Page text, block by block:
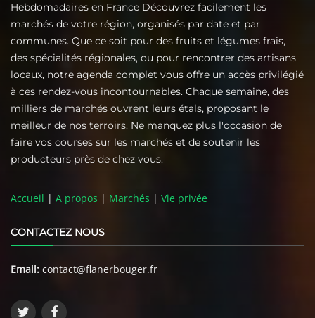
Hebdomadaires en France Découvrez facilement les
marchés de votre région, organisés par date et par
communes. Que ce soit pour des fruits et légumes frais,
des spécialités régionales, ou pour rencontrer des artisans
locaux, notre agenda complet vous offre un accès privilégié
à ces rendez-vous incontournables. Chaque semaine, des
milliers de marchés ouvrent leurs étals, proposant le
meilleur de nos terroirs. Ne manquez plus l'occasion de
faire vos courses sur les marchés et de soutenir les
producteurs près de chez vous.
Accueil | A propos | Marchés | Vie privée
CONTACTEZ NOUS
Email: contact@flanerbouger.fr